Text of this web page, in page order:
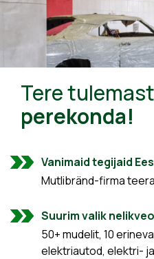
Tere tulemast
perekonda!
Vanimaid tegijaid
Mutlibränd-firma
Suurim valik
50+ mudelit, 10
elektriautod, elektri-